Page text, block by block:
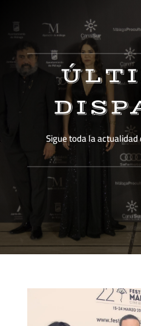
Sigue toda la